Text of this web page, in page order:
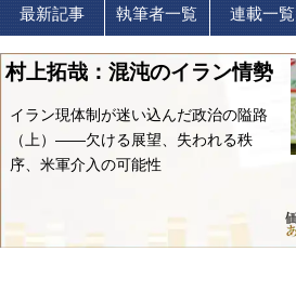
最新記事 執筆者一覧 連載一覧
村上拓哉：混沌のイラン情勢
イラン現体制が迷い込んだ政治の隘路
（上）――欠ける展望、失われる秩
序、米軍介入の可能性